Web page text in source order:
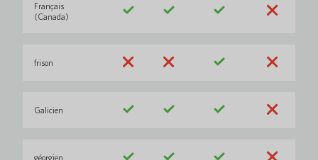
Français
(Canada)
frison
Galicien
géorgien